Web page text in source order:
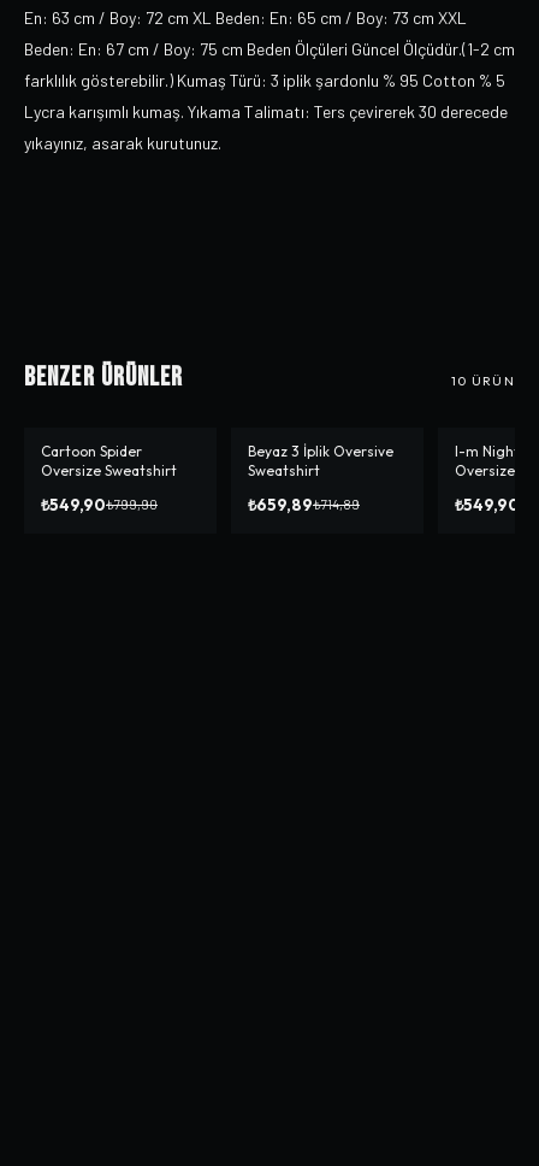
En: 63 cm / Boy: 72 cm XL Beden: En: 65 cm / Boy: 73 cm XXL
Beden: En: 67 cm / Boy: 75 cm Beden Ölçüleri Güncel Ölçüdür.(1-2 cm
farklılık gösterebilir.) Kumaş Türü: 3 iplik şardonlu % 95 Cotton % 5
Lycra karışımlı kumaş. Yıkama Talimatı: Ters çevirerek 30 derecede
yıkayınız, asarak kurutunuz.
Benzer Ürünler 10 ÜRÜN
-%31
Cartoon Spider
Oversize Sweatshirt
₺549,90₺799,90
-%8
Beyaz 3 İplik Oversive
Sweatshirt
₺659,89₺714,89
-%31
I-m Night
Oversize
₺549,90